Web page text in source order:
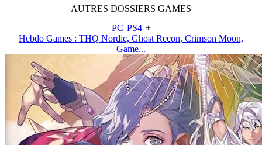
AUTRES DOSSIERS GAMES
PC PS4 +
Hebdo Games : THQ Nordic, Ghost Recon, Crimson Moon,
Game...